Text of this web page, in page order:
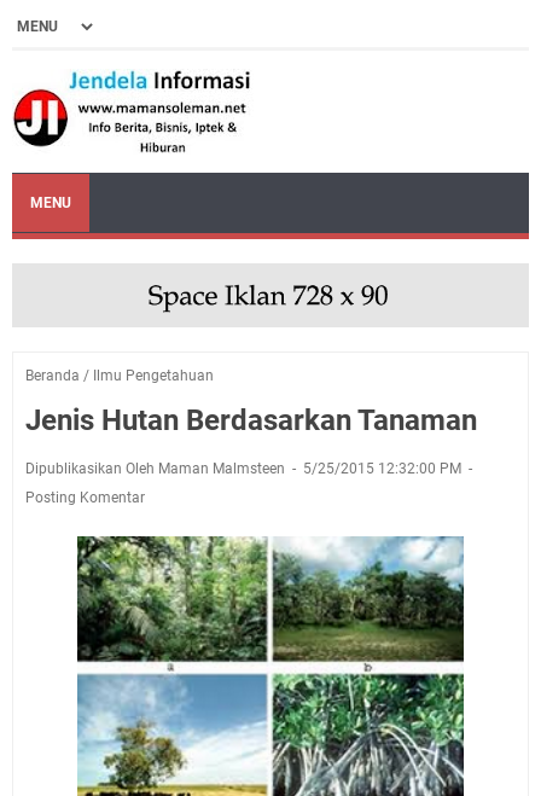
MENU
Beranda / Ilmu Pengetahuan
Jenis Hutan Berdasarkan Tanaman
Dipublikasikan Oleh Maman Malmsteen
5/25/2015 12:32:00 PM
Posting Komentar